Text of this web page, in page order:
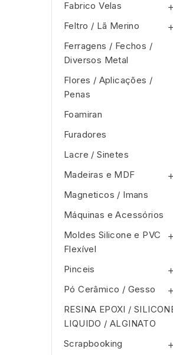
Fabrico Velas 
Feltro / Lã Merino 
Ferragens / Fechos /
Diversos Metal
Flores / Aplicações /
Penas
Foamiran
Furadores
Lacre / Sinetes
Madeiras e MDF

Magneticos / Imans
Máquinas e Acessórios
Moldes Silicone e PVC
Flexível

Pinceis 
Pó Cerâmico / Gesso 
RESINA EPOXI /
LIQUIDO / ALGINATO
Scrapbooking
